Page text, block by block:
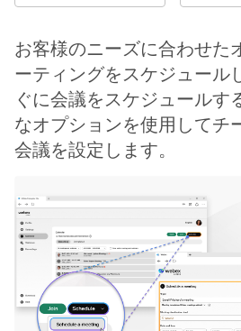
お客様のニーズに合わせた
ーティングをスケジュール
ぐに会議をスケジュールす
なオプションを使用してチ
会議を設定します。